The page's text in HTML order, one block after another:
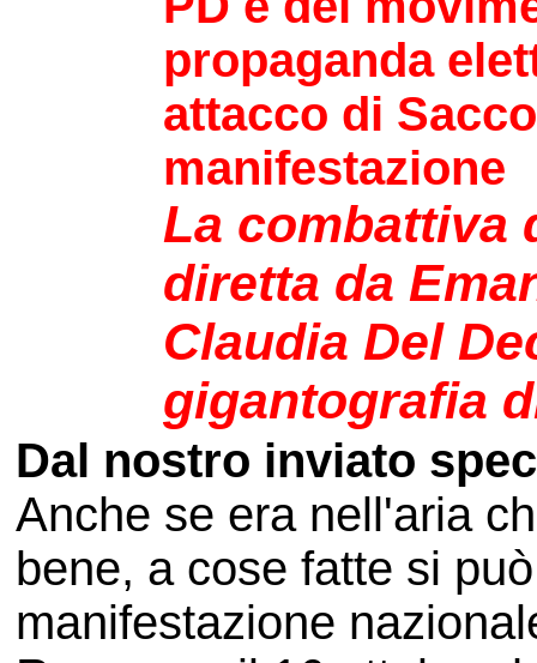
propaganda
attacco di
manifestazione
La combattiva
diretta da
Claudia Del
gigantografia
Dal nostro inviato
Anche se era nell'aria
bene, a cose fatte si
manifestazione